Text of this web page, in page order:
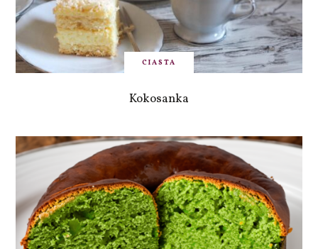
CIASTA
Kokosanka